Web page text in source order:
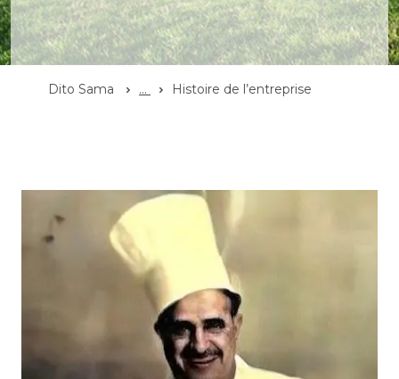
Dito Sama ... Histoire de l’entreprise